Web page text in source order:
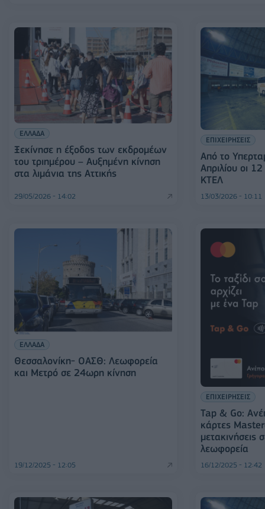
ΕΛΛΑΔΑ
Ξεκίνησε η έξοδος των εκδρομέων
του τριημέρου – Αυξημένη κίνηση
στα λιμάνια της Αττικής
29/05/2026 - 14:02
ΕΠΙΧΕΙΡΗΣΕΙΣ
Από το
Απριλίου οι
ΚΤΕΛ
13/03/2026 - 10:11
ΕΛΛΑΔΑ
Θεσσαλονίκη- ΟΑΣΘ: Λεωφορεία
και Μετρό σε 24ωρη κίνηση
19/12/2025 - 12:05
ΕΠΙΧΕΙΡΗΣΕΙΣ
Tap & Go:
κάρτες
μετακινήσεις
λεωφορεία
16/12/2025 - 12:42